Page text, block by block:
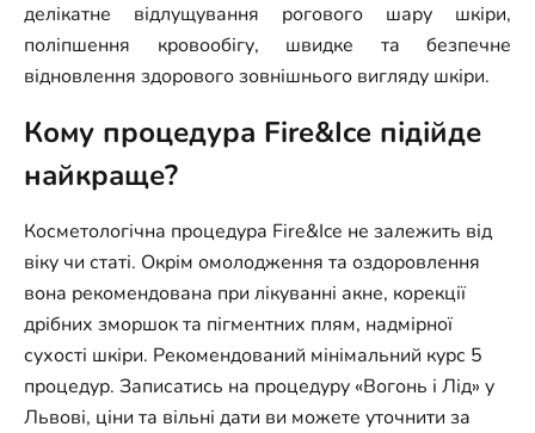
делікатне відлущування рогового шару шкіри,
поліпшення кровообігу, швидке та безпечне
відновлення здорового зовнішнього вигляду шкіри.
Кому процедура Fire&Ice підійде
найкраще?
Косметологічна процедура Fire&Ice не залежить від
віку чи статі. Окрім омолодження та оздоровлення
вона рекомендована при лікуванні акне, корекції
дрібних зморшок та пігментних плям, надмірної
сухості шкіри. Рекомендований мінімальний курс 5
процедур. Записатись на процедуру «Вогонь і Лід» у
Львові, ціни та вільні дати ви можете уточнити за